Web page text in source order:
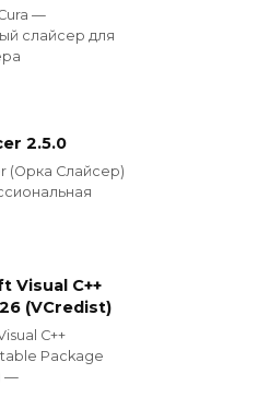
—
слайсер для
2.5.0
(Орка Слайсер)
Visual C++
(VCredist)
C++
Package
—